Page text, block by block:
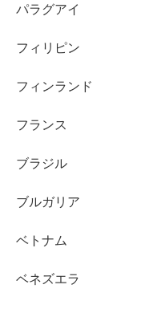
パラグアイ
フィリピン
フィンランド
フランス
ブラジル
ブルガリア
ベトナム
ベネズエラ